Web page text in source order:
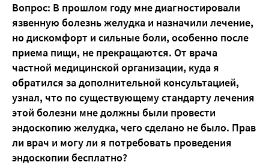
Вопрос: В прошлом году мне диагностировали
язвенную болезнь желудка и назначили лечение,
но дискомфорт и сильные боли, особенно после
приема пищи, не прекращаются. От врача
частной медицинской организации, куда я
обратился за дополнительной консультацией,
узнал, что по существующему стандарту лечения
этой болезни мне должны были провести
эндоскопию желудка, чего сделано не было. Прав
ли врач и могу ли я потребовать проведения
эндоскопии бесплатно?